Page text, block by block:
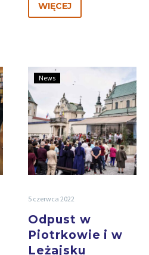
WIĘCEJ
News
5 czerwca 2022
Odpust w
Piotrkowie i w
Leżajsku